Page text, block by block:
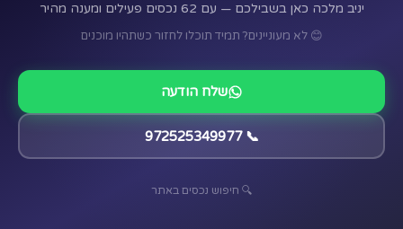
יניב מלכה כאן בשבילכם — עם 62 נכסים פעילים ומענה מהיר
😊 לא מעוניינים? תמיד תוכלו לחזור כשתהיו מוכנים
שלח הודעה
📞 972525349977
🔍 חיפוש נכסים באתר